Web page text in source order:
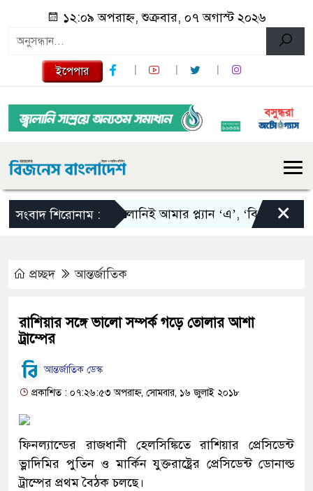
১২:০৯ অপরাহ্ন, শুক্রবার, ০৭ অগাস্ট ২০২৬
ইপেপার
সংবাদ শিরোনাম :স্কালোনিই আমার প্ল্যান ‘এ’, ‘বি’ এবং ‘সি’:
×
প্রচ্ছদ আন্তর্জাতিক
রাশিয়ার সঙ্গে ভালো সম্পর্ক গড়ে তোলার আশা
ট্রাম্পের
আন্তর্জাতিক ডেস্ক
প্রকাশিত : ০৭:২৬:৫৩ অপরাহ্ন, সোমবার, ১৬ জুলাই ২০১৮
ফিনল্যান্ডের রাজধানী হেলসিঙ্কিতে রাশিয়ার প্রেসিডেন্ট
ভ্লাদিমির পুতিন ও মার্কিন যুক্তরাষ্ট্রের প্রেসিডেন্ট ডোনাল্ড
ট্রাম্পের প্রথম বৈঠক চলছে।